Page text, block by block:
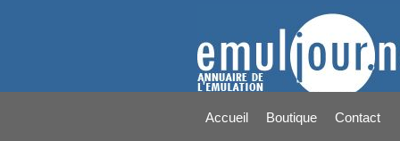
Accueil Boutique Contact